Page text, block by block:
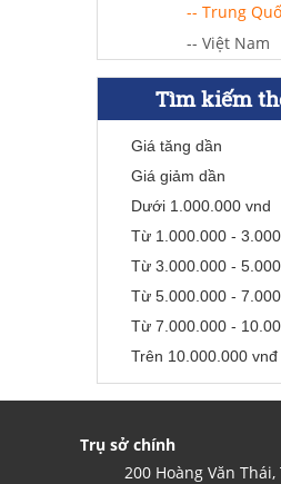
-- Trung
-- Việt Nam
Tìm kiếm
Giá tăng dần
Giá giảm dần
Dưới 1.000.000 vnd
Từ 1.000.000 -
Từ 3.000.000 -
Từ 5.000.000 -
Từ 7.000.000 -
Trên 10.000.000 vnđ
Trụ sở chính
200 Hoàng Văn